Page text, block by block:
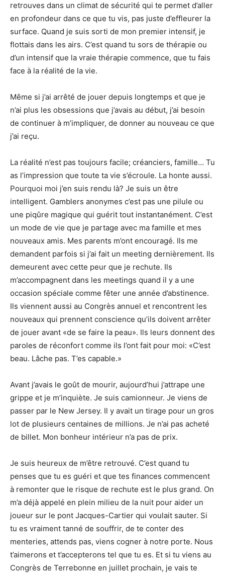
retrouves dans un climat de sécurité qui te permet d’aller
en profondeur dans ce que tu vis, pas juste d’effleurer la
surface. Quand je suis sorti de mon premier intensif, je
flottais dans les airs. C’est quand tu sors de thérapie ou
d’un intensif que la vraie thérapie commence, que tu fais
face à la réalité de la vie.
Même si j’ai arrêté de jouer depuis longtemps et que je
n’ai plus les obsessions que j’avais au début, j’ai besoin
de continuer à m’impliquer, de donner au nouveau ce que
j’ai reçu.
La réalité n’est pas toujours facile; créanciers, famille… Tu
as l’impression que toute ta vie s’écroule. La honte aussi.
Pourquoi moi j’en suis rendu là? Je suis un être
intelligent. Gamblers anonymes c’est pas une pilule ou
une piqûre magique qui guérit tout instantanément. C’est
un mode de vie que je partage avec ma famille et mes
nouveaux amis. Mes parents m’ont encouragé. Ils me
demandent parfois si j’ai fait un meeting dernièrement. Ils
demeurent avec cette peur que je rechute. Ils
m’accompagnent dans les meetings quand il y a une
occasion spéciale comme fêter une année d’abstinence.
Ils viennent aussi au Congrès annuel et rencontrent les
nouveaux qui prennent conscience qu’ils doivent arrêter
de jouer avant «de se faire la peau». Ils leurs donnent des
paroles de réconfort comme ils l’ont fait pour moi: «C’est
beau. Lâche pas. T’es capable.»
Avant j’avais le goût de mourir, aujourd’hui j’attrape une
grippe et je m’inquiète. Je suis camionneur. Je viens de
passer par le New Jersey. Il y avait un tirage pour un gros
lot de plusieurs centaines de millions. Je n’ai pas acheté
de billet. Mon bonheur intérieur n’a pas de prix.
Je suis heureux de m’être retrouvé. C’est quand tu
penses que tu es guéri et que tes finances commencent
à remonter que le risque de rechute est le plus grand. On
m’a déjà appelé en plein milieu de la nuit pour aider un
joueur sur le pont Jacques-Cartier qui voulait sauter. Si
tu es vraiment tanné de souffrir, de te conter des
menteries, attends pas, viens cogner à notre porte. Nous
t’aimerons et t’accepterons tel que tu es. Et si tu viens au
Congrès de Terrebonne en juillet prochain, je vais te